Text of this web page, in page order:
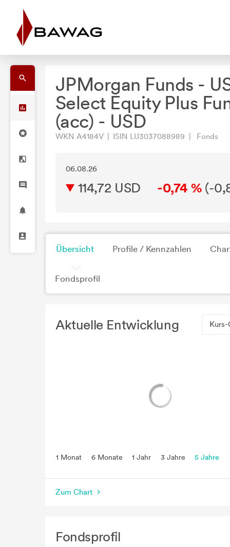
JPMorgan Funds -
Select Equity Plus
(acc) - USD
WKN A4184V | ISIN LU3037088989 | Fonds
06.08.26
114,72 USD -0,74 % (-
Übersicht Profile / Kennzahlen
Fondsprofil
Aktuelle Entwicklung Kurs-
1 Monat 6 Monate 1 Jahr 3 Jahre 5 Jahre
Zum Chart
Fondsprofil